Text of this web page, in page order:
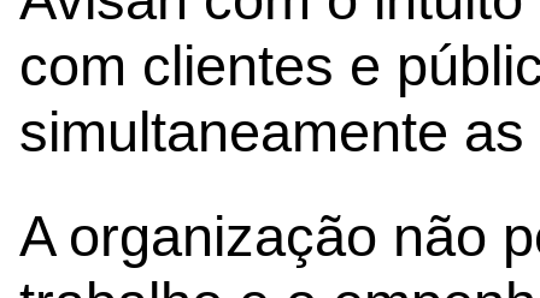
com clientes e
simultaneamente
A organização não